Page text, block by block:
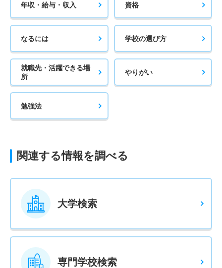
年収・給与・収入 資格
なるには 学校の選び方
就職先・活躍できる場
所
やりがい
勉強法
関連する情報を調べる
大学検索
専門学校検索